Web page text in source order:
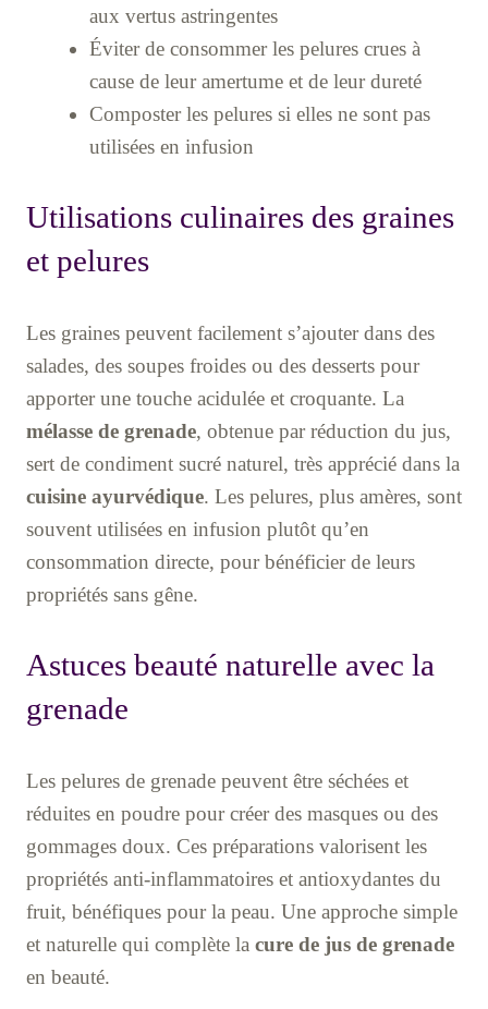
aux vertus astringentes
Éviter de consommer les pelures crues à
cause de leur amertume et de leur dureté
Composter les pelures si elles ne sont pas
utilisées en infusion
Utilisations culinaires des graines
et pelures
Les graines peuvent facilement s’ajouter dans des
salades, des soupes froides ou des desserts pour
apporter une touche acidulée et croquante. La
mélasse de grenade, obtenue par réduction du jus,
sert de condiment sucré naturel, très apprécié dans la
cuisine ayurvédique. Les pelures, plus amères, sont
souvent utilisées en infusion plutôt qu’en
consommation directe, pour bénéficier de leurs
propriétés sans gêne.
Astuces beauté naturelle avec la
grenade
Les pelures de grenade peuvent être séchées et
réduites en poudre pour créer des masques ou des
gommages doux. Ces préparations valorisent les
propriétés anti-inflammatoires et antioxydantes du
fruit, bénéfiques pour la peau. Une approche simple
et naturelle qui complète la cure de jus de grenade
en beauté.